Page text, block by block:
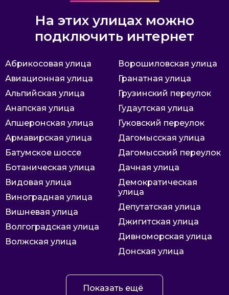
На этих улицах можно
подключить интернет
Абрикосовая улица
Авиационная улица
Альпийская улица
Анапская улица
Апшеронская улица
Армавирская улица
Батумское шоссе
Ботаническая улица
Видовая улица
Виноградная улица
Вишневая улица
Волгоградская улица
Волжская улица
Ворошиловская улица
Гранатная улица
Грузинский переулок
Гудаутская улица
Гуковский переулок
Дагомысская улица
Дагомысский переулок
Дачная улица
Демократическая
улица
Депутатская улица
Джигитская улица
Дивноморская улица
Донская улица
Показать ещё